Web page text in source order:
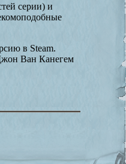
серии) и
в Steam.
Ван Канегем